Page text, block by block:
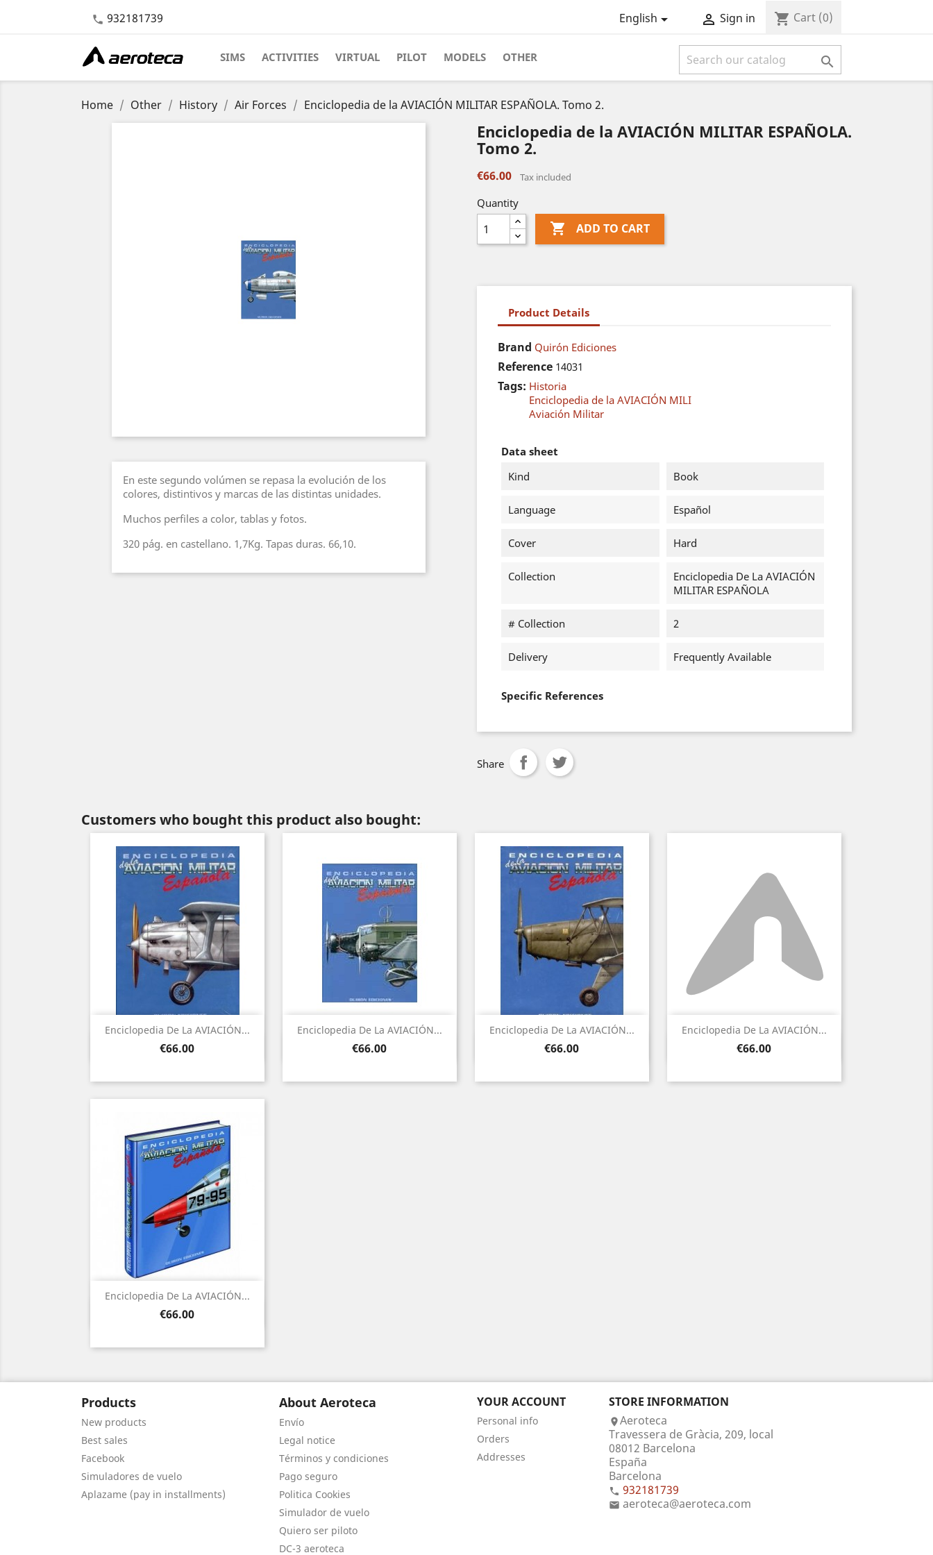
 932181739 English  Sign in shopping_cart Cart (0)
SIMS ACTIVITIES VIRTUAL PILOT MODELS OTHER 
Home Other History Air Forces Enciclopedia de la AVIACIÓN MILITAR ESPAÑOLA. Tomo 2.
En este segundo volúmen se repasa la evolución de los
colores, distintivos y marcas de las distintas unidades.
Muchos perfiles a color, tablas y fotos.
320 pág. en castellano. 1,7Kg. Tapas duras. 66,10.
Enciclopedia de la AVIACIÓN MILITAR ESPAÑOLA.
Tomo 2.
€66.00 Tax included
Quantity
 ADD TO CART
Product Details
Brand Quirón Ediciones
Reference 14031
Tags: Historia
Enciclopedia de la AVIACIÓN MILI
Aviación Militar
Data sheet
Kind
Book
Language Español
Cover Hard
Collection
Enciclopedia De La AVIACIÓN
MILITAR ESPAÑOLA
# Collection 2
Delivery Frequently Available
Specific References
Share
Customers who bought this product also bought:
Enciclopedia De La AVIACIÓN...
Price
€66.00
Quick view
Enciclopedia De La AVIACIÓN...
Price
€66.00
Quick view
Enciclopedia De La AVIACIÓN...
Price
€66.00
Quick view
Enciclopedia De La AVIACIÓN...
Price
€66.00
Quick view
Enciclopedia De La AVIACIÓN...
Price
€66.00
Quick view
Products
New products
Best sales
Facebook
Simuladores de vuelo
Aplazame (pay in installments)
About Aeroteca
Envío
Legal notice
Términos y condiciones
Pago seguro
Politica Cookies
Simulador de vuelo
Quiero ser piloto
DC-3 aeroteca
YOUR ACCOUNT
Personal info
Orders
Addresses
STORE INFORMATION
Aeroteca
Travessera de Gràcia, 209, local
08012 Barcelona
España
Barcelona
 932181739
 aeroteca@aeroteca.com